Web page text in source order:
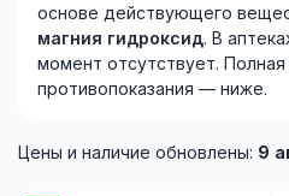
основе действующего
магния гидроксид. В
момент отсутствует. Полная
противопоказания — ниже.
Цены и наличие обновлены: 9